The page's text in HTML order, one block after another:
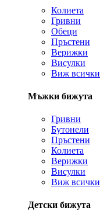
Колиета
Гривни
Обеци
Пръстени
Верижки
Висулки
Виж всички
Мъжки бижута
Гривни
Бутонели
Пръстени
Колиета
Верижки
Висулки
Виж всички
Детски бижута